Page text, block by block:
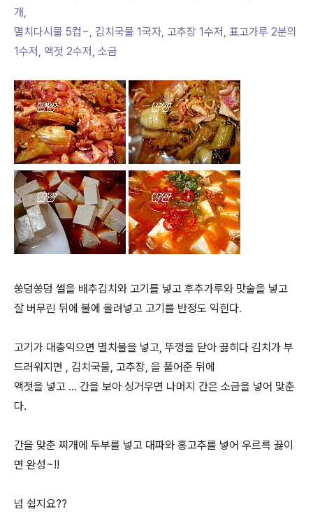
개,
멸치다시물 5컵~, 김치국물 1국자, 고추장 1수저, 표고가루 2분의
1수저, 액젓 2수저, 소금
쑹덩쑹덩 썰을 배추김치와 고기를 넣고 후추가루와 맛술을 넣고
잘 버무린 뒤에 불에 올려넣고 고기를 반정도 익힌다.
고기가 대충익으면 멸치물을 넣고, 뚜껑을 닫아 끓히다 김치가 부
드러워지면 , 김치국물, 고추장, 을 풀어준 뒤에
액젓을 넣고 ... 간을 보아 싱거우면 나머지 간은 소금을 넣어 맟춘
다.
간을 맞춘 찌개에 두부를 넣고 대파와 홍고추를 넣어 우르륵 끓이
면 완성~!!
넘 쉽지요??